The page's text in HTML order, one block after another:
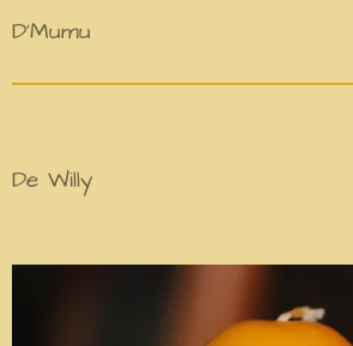
D'Mumu
De Willy